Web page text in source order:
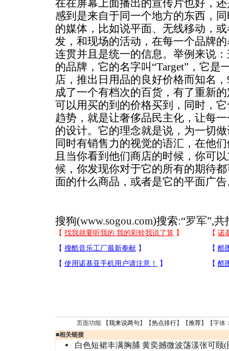
在在屏幕上面播出的宣传片也好，
感到是来自于同一个地方的东西，
的媒体，比如说平面、无线移动，
发，和现场的活动，在每一个品牌
连贯并且是统一的信息。举例来说
的品牌，它的名字叫“Target”，它是
店，推出日用品的良好价格而知名
成了一个有档次的百货，有了重新
可以用买的到的价格买到，同时，
趋势，就是让奢侈品民主化，让每
的设计。它的理念就是说，为一切
同时有销售力的视觉的语汇，在他
且当你看到他们商店的时候，你可
候，你发现你对于它的所有的期待
面的什么商品，或者是它的平面广
搜狗(www.sogou.com)搜索:“罗军”,共
页面功能 【我来说两句 】【热点排行】【推荐】【字体
■相关链接
白色短裙丰满胸脯 黄奕撼微波荡漾张可颐(